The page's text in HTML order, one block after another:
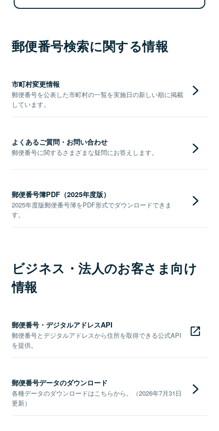
郵便番号検索に関する情報
市町村変更情報
郵便番号を公表した市町村の一覧を実施日の新しい順に掲載
しています。
よくあるご質問・お問い合わせ
郵便番号に関するさまざまな疑問にお答えします。
郵便番号簿PDF（2025年度版）
2025年度版郵便番号簿をPDF形式でダウンロードできま
す。
ビジネス・法人のお客さま向け
情報
郵便番号・デジタルアドレスAPI
郵便番号とデジタルアドレスから住所を取得できる公式API
を提供。
郵便番号データのダウンロード
各種データのダウンロードはこちらから。（2026年7月31日
更新）